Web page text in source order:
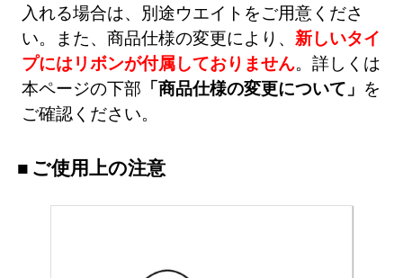
入れる場合は、別途ウエイトをご用意くださ
い。また、商品仕様の変更により、新しいタイ
プにはリボンが付属しておりません。詳しくは
本ページの下部 「商品仕様の変更について」 を
ご確認ください。
ご使用上の注意